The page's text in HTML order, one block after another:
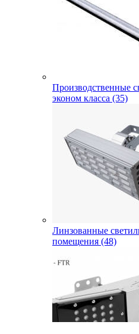
Производственные
эконом класса (35)
Линзованные
помещения (48)